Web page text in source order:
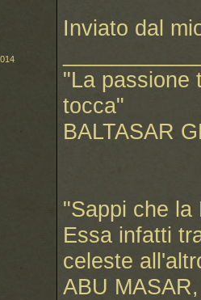
Inviato dal
"La passione
tocca"
BALTASAR
"Sappi che la
Essa infatti
celeste
ABU